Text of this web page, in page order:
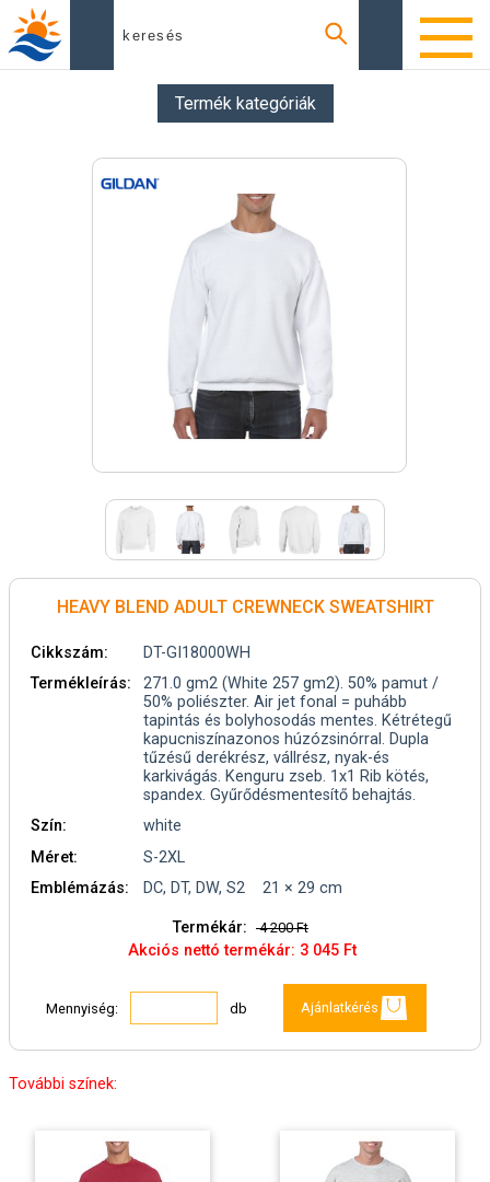
Termék kategóriák
HEAVY BLEND ADULT CREWNECK SWEATSHIRT
Cikkszám:
DT-GI18000WH
Termékleírás:
271.0 gm2 (White 257 gm2). 50% pamut /
50% poliészter. Air jet fonal = puhább
tapintás és bolyhosodás mentes. Kétrétegű
kapucniszínazonos húzózsinórral. Dupla
tűzésű derékrész, vállrész, nyak-és
karkivágás. Kenguru zseb. 1x1 Rib kötés,
spandex. Gyűrődésmentesítő behajtás.
Szín:
white
Méret:
S-2XL
Emblémázás:
DC, DT, DW, S2 21 × 29 cm
Termékár: 4 200 Ft
Akciós nettó termékár: 3 045 Ft
Mennyiség: db Ajánlatkérés
További színek: